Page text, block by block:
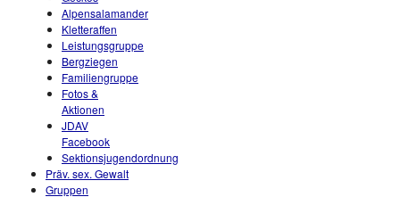
Alpensalamander
Kletteraffen
Leistungsgruppe
Bergziegen
Familiengruppe
Fotos &
Aktionen
JDAV
Facebook
Sektionsjugendordnung
Präv. sex. Gewalt
Gruppen